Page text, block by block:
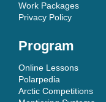
Work Packages
Privacy Policy
Program
Online Lessons
Polarpedia
Arctic Competitions